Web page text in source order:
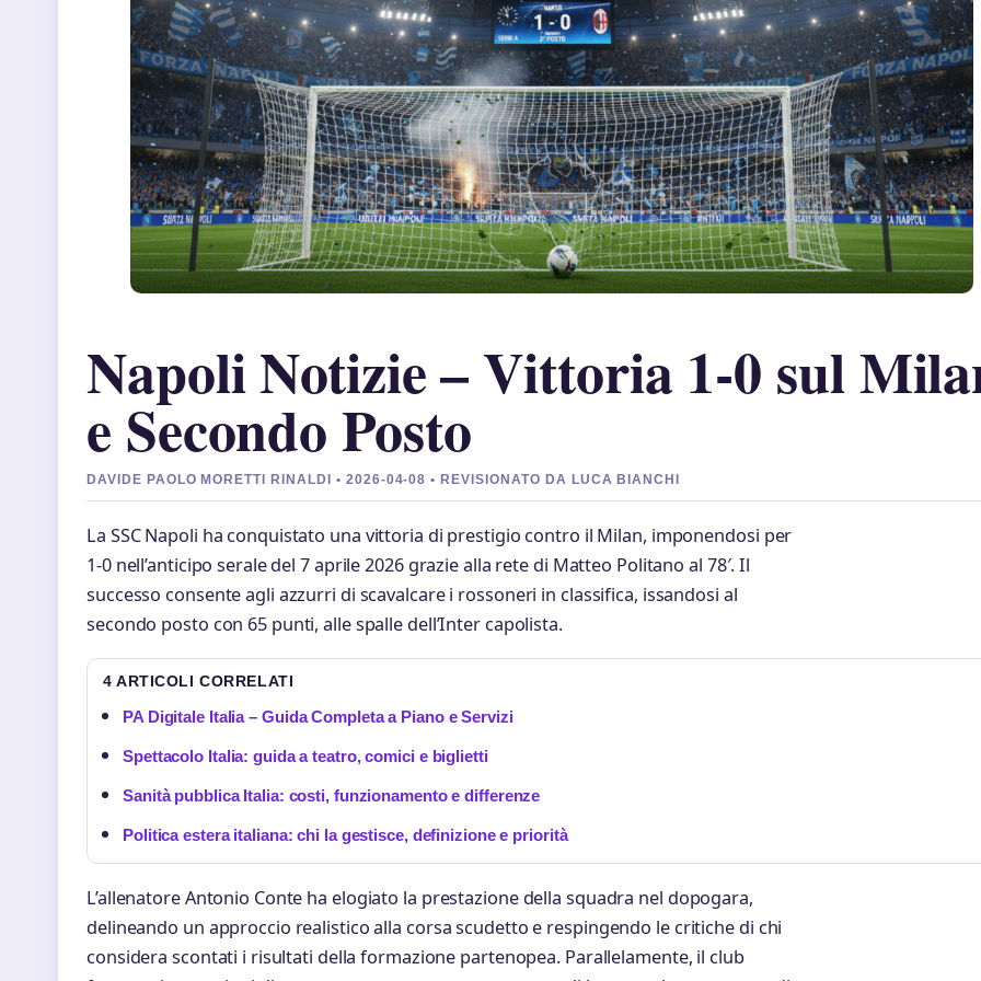
Napoli Notizie – Vittoria 1-0 sul
e Secondo Posto
DAVIDE PAOLO MORETTI RINALDI • 2026-04-08 • REVISIONATO DA LUCA BIANCHI
La SSC Napoli ha conquistato una vittoria di prestigio contro il Milan, imponendosi per
1-0 nell’anticipo serale del 7 aprile 2026 grazie alla rete di Matteo Politano al 78′. Il
successo consente agli azzurri di scavalcare i rossoneri in classifica, issandosi al
secondo posto con 65 punti, alle spalle dell’Inter capolista.
4 ARTICOLI CORRELATI
PA Digitale Italia – Guida Completa a Piano e Servizi
Spettacolo Italia: guida a teatro, comici e biglietti
Sanità pubblica Italia: costi, funzionamento e differenze
Politica estera italiana: chi la gestisce, definizione e priorità
L’allenatore Antonio Conte ha elogiato la prestazione della squadra nel dopogara,
delineando un approccio realistico alla corsa scudetto e respingendo le critiche di chi
considera scontati i risultati della formazione partenopea. Parallelamente, il club